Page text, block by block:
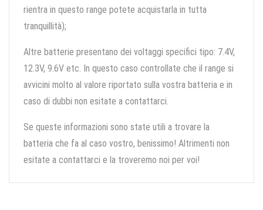
rientra in questo range potete acquistarla in tutta
tranquillità);
Altre batterie presentano dei voltaggi specifici tipo: 7.4V,
12.3V, 9.6V etc. In questo caso controllate che il range si
avvicini molto al valore riportato sulla vostra batteria e in
caso di dubbi non esitate a contattarci.
Se queste informazioni sono state utili a trovare la
batteria che fa al caso vostro, benissimo! Altrimenti non
esitate a contattarci e la troveremo noi per voi!